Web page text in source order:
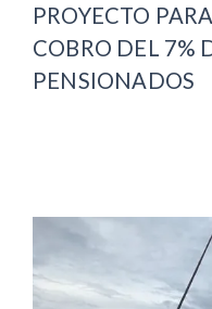
PROYECTO
COBRO DEL 7%
PENSIONADOS